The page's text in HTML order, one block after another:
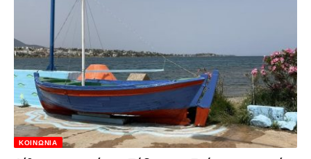
ΚΟΙΝΩΝΊΑ